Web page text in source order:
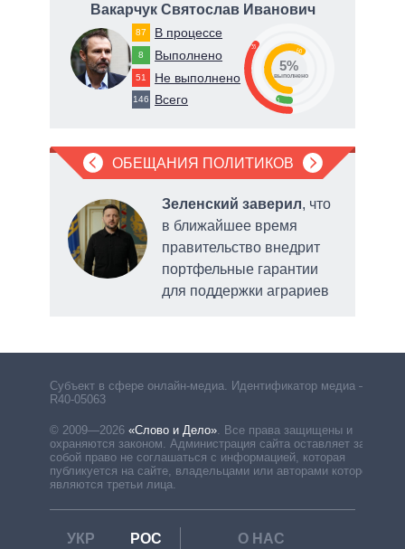
Вакарчук Святослав Иванович
87 В процессе
8 Выполнено
51 Не выполнено
146 Всего
35
5
60
5%
выполнено
ОБЕЩАНИЯ ПОЛИТИКОВ
Зеленский заверил, что
в ближайшее время
правительство внедрит
портфельные гарантии
для поддержки аграриев
Субъект в сфере онлайн-медиа. Идентификатор медиа –
R40-05063
© 2009—2026 «Слово и Дело». Все права защищены и
охраняются законом. Администрация сайта оставляет за
собой право не соглашаться с информацией, которая
публикуется на сайте, владельцами или авторами которой
являются третьи лица.
УКР РОС
О НАС